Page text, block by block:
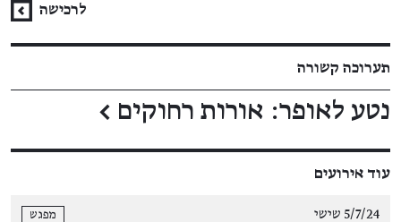
לרכישה
תערוכה קשורה
נטע לאופר: אורות רחוקים ←
עוד אירועים
5/7/24 שישי מפגש